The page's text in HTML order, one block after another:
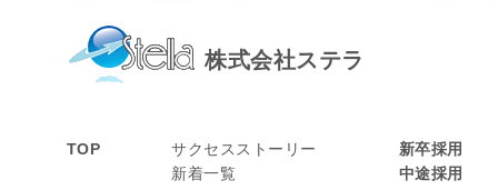
株式会社ステラ
TOP
サクセスストーリー
新着一覧
新卒採用
中途採用